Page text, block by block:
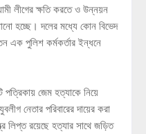
লীগের ক্ষতি করতে ও উন্নয়ন
হচ্ছে। দলের মধ্যে কোন বিভেদ
এক পুলিশ কর্মকর্তার ইন্ধনে
জেম হত্যাকে নিয়ে
নেতার পরিবারের দায়ের করা
লিপ্ত রয়েছে হত্যার সাথে জড়িত